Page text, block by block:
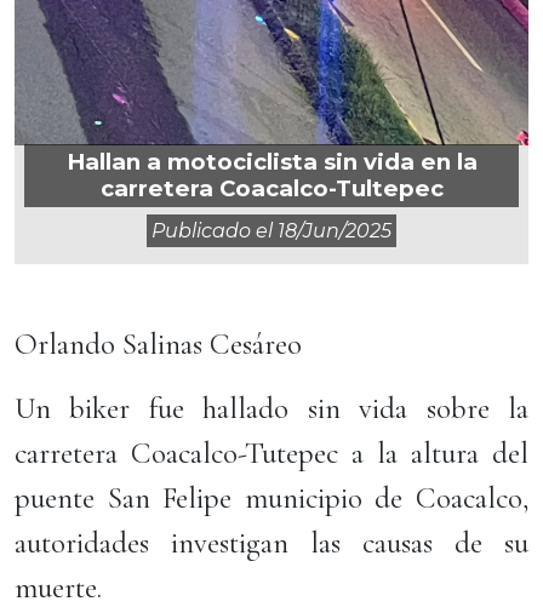
Hallan a motociclista sin vida en la
carretera Coacalco-Tultepec
Publicado el 18/jun/2025
Orlando Salinas Cesáreo
Un biker fue hallado sin vida sobre la
carretera Coacalco-Tutepec a la altura del
puente San Felipe municipio de Coacalco,
autoridades investigan las causas de su
muerte.